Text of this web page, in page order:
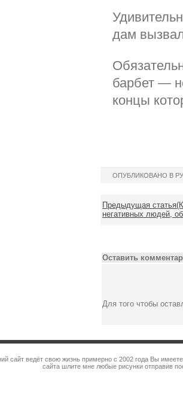
дам
барбет —
концы
ОПУБЛИКОВАНО В
Предыдущая
негативных людей,
Оставить
Для того чтобы
сайт ведёт свою жизнь примерно с 2002 года Вы
сайта шлите мне любые рисунки отправив